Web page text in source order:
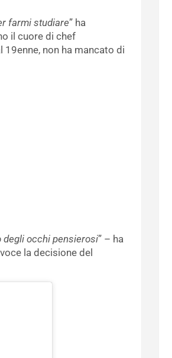
farmi studiare” ha
il cuore di chef
non ha mancato di
degli occhi pensierosi” – ha
la decisione del